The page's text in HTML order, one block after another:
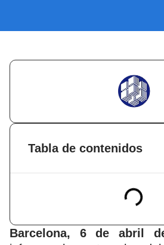
Tabla de contenidos
Barcelona, 6 de abril